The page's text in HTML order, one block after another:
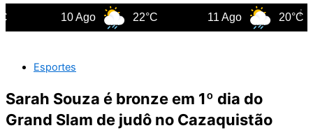
10 Ago 22°C 11 Ago 20°C
Esportes
Sarah Souza é bronze em 1º dia do
Grand Slam de judô no Cazaquistão